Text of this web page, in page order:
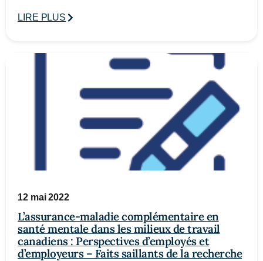
LIRE PLUS
12 mai 2022
L’assurance-maladie complémentaire en
santé mentale dans les milieux de travail
canadiens : Perspectives d’employés et
d’employeurs – Faits saillants de la recherche